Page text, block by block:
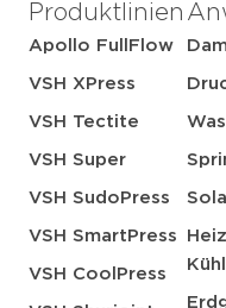
Produktlinien
Apollo FullFlow
VSH XPress
VSH Tectite
VSH Super
VSH SudoPress
VSH SmartPress
VSH CoolPress